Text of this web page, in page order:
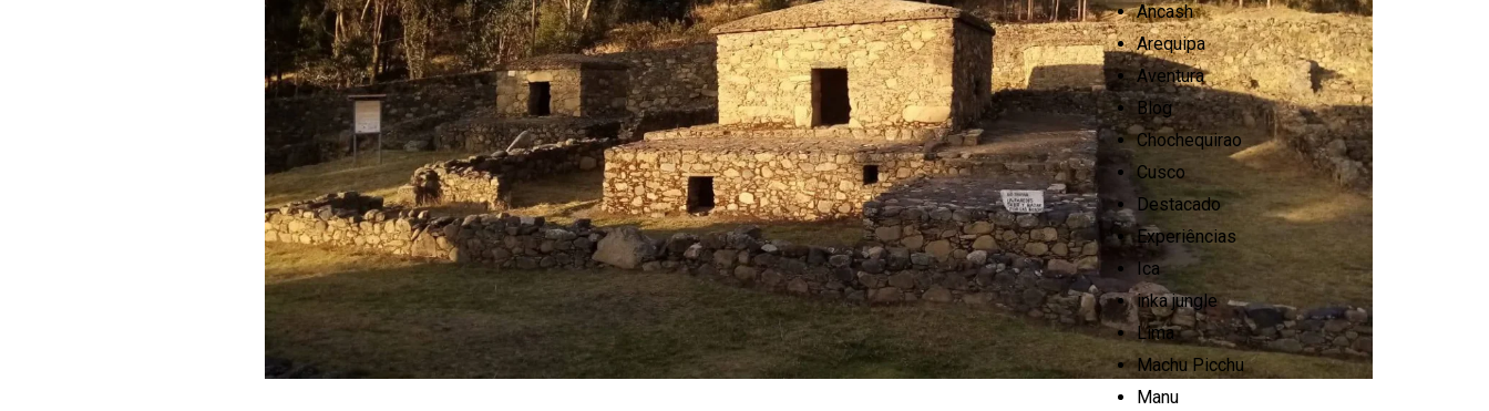
Ancash
Arequipa
Aventura
Blog
Chochequirao
Cusco
Destacado
Experiências
Ica
inka jungle
Lima
Machu Picchu
Manu